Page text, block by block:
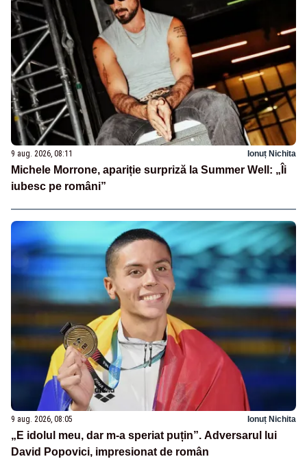
9 aug. 2026, 08:11 Ionuț Nichita
Michele Morrone, apariție surpriză la Summer Well: „Îi
iubesc pe români”
9 aug. 2026, 08:05 Ionuț Nichita
„E idolul meu, dar m-a speriat puțin”. Adversarul lui
David Popovici, impresionat de român